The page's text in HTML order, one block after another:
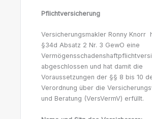
Pflichtversicherung
Versicherungsmakler Ronny Knorr
§34d Absatz 2 Nr. 3 GewO eine
abgeschlossen und hat damit die
Voraussetzungen der §§ 8 bis 10
Verordnung über die
und Beratung (VersVermV) erfüllt.